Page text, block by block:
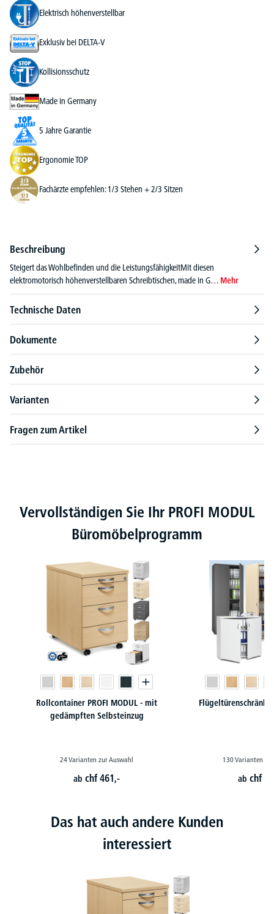
Elektrisch höhenverstellbar
Exklusiv bei DELTA-V
Kollisionsschutz
Made in Germany
5 Jahre Garantie
Ergonomie TOP
Fachärzte empfehlen: 1/3 Stehen + 2/3 Sitzen
Beschreibung
Steigert das Wohlbefinden und die LeistungsfähigkeitMit diesen
elektromotorisch höhenverstellbaren Schreibtischen, made in G… Mehr
Technische Daten
Dokumente
Zubehör
Varianten
Fragen zum Artikel
Produktgalerie überspringen
Vervollständigen Sie Ihr PROFI MODUL
Büromöbelprogramm
Rollcontainer PROFI MODUL - mit
gedämpften Selbsteinzug
24 Varianten zur Auswahl
abchf 461,-
Flügeltürenschränke
130 Varianten
abchf
Das hat auch andere Kunden
interessiert